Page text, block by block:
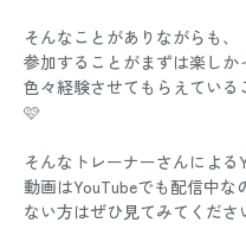
そんなことがありながらも、
参加することがまずは楽しか
色々経験させてもらえている
🩷
そんなトレーナーさんによる
動画はYouTubeでも配信中な
ない方はぜひ見てみてくださ